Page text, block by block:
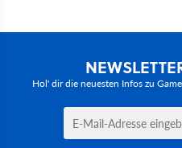
Hol' dir die neuesten Infos zu